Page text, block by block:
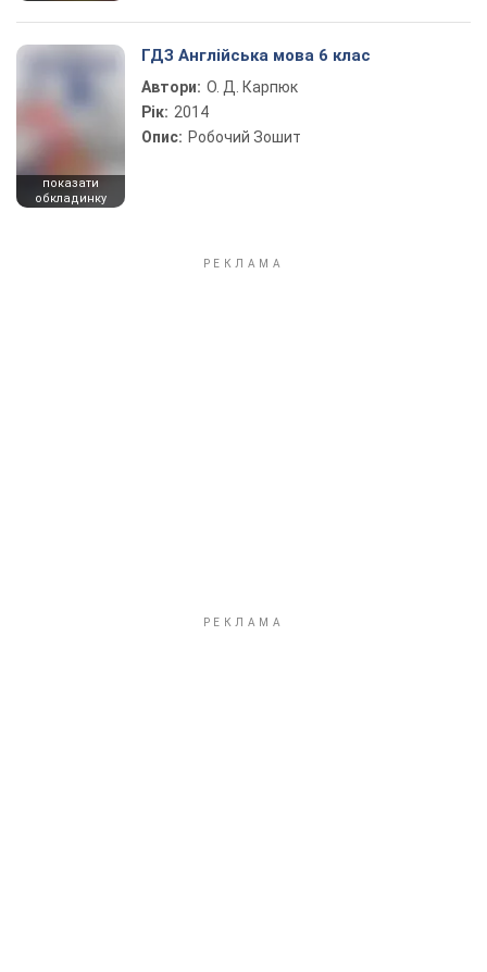
показати
обкладинку
ГДЗ Англійська мова 6 клас
Автори: О. Д. Карпюк
Рік: 2014
Опис: Робочий Зошит